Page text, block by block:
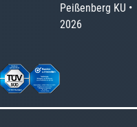
Peißenberg KU •
2026